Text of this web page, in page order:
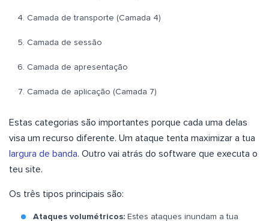
Camada de transporte (Camada 4)
Camada de sessão
Camada de apresentação
Camada de aplicação (Camada 7)
Estas categorias são importantes porque cada uma delas
visa um recurso diferente. Um ataque tenta maximizar a tua
largura de banda. Outro vai atrás do software que executa o
teu site.
Os três tipos principais são:
Ataques volumétricos: Estes ataques inundam a tua